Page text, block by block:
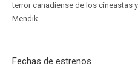
terror canadiense de los cineastas
Mendik.
Fechas de estrenos